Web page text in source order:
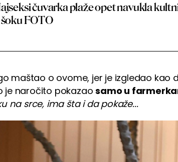
čuvarka plaže opet navukla
FOTO
maštao o ovome, jer je izgledao kao
je naročito pokazaosamo u
na srce, ima šta i da pokaže...